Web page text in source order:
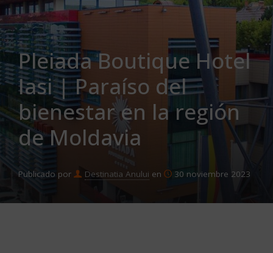
Pleiada Boutique Hotel
Iasi | Paraíso del
bienestar en la región
de Moldavia
Publicado por Destinatia Anului en 30 noviembre 2023